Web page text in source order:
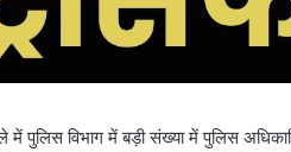
पुलिस विभाग में बड़ी संख्या में पुलिस